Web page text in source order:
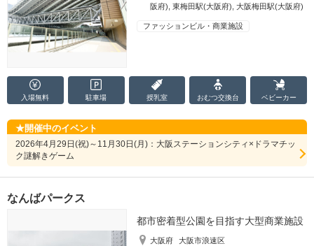
阪府) ,東梅田駅(大阪府) ,大阪梅田駅(大阪府)
ファッションビル・商業施設
入場無料 駐車場 授乳室 おむつ交換台 ベビーカー
開催中のイベント
2026年4月29日(祝)～11月30日(月)：大阪ステーションシティ×ドラマチッ
ク謎解きゲーム
なんばパークス
都市密着型公園を目指す大型商業施設
大阪府
大阪市浪速区